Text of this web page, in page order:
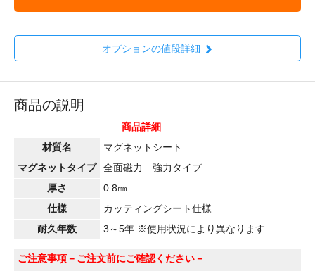
オプションの値段詳細
商品の説明
商品詳細
材質名
マグネットシート
マグネットタイプ
全面磁力 強力タイプ
厚さ
0.8㎜
仕様
カッティングシート仕様
耐久年数
3～5年 ※使用状況により異なります
ご注意事項 －ご注文前にご確認ください－